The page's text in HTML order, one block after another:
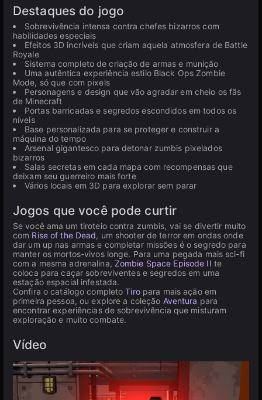
Destaques do jogo
Sobrevivência intensa contra chefes bizarros com
habilidades especiais
Efeitos 3D incríveis que criam aquela atmosfera de Battle
Royale
Sistema completo de criação de armas e munição
Uma autêntica experiência estilo Black Ops Zombie
Mode, só que com pixels
Personagens e design que vão agradar em cheio os fãs
de Minecraft
Portas barricadas e segredos escondidos em todos os
níveis
Base personalizada para se proteger e construir a
máquina do tempo
Arsenal gigantesco para detonar zumbis pixelados
bizarros
Salas secretas em cada mapa com recompensas que
deixam seu guerreiro mais forte
Vários locais em 3D para explorar sem parar
Jogos que você pode curtir
Se você ama um tiroteio contra zumbis, vai se divertir muito
com Rise of the Dead, um shooter de terror em ondas onde
dar um up nas armas e completar missões é o segredo para
manter os mortos-vivos longe. Para uma pegada mais sci-fi
com a mesma adrenalina, Zombie Space Episode II te
coloca para caçar sobreviventes e segredos em uma
estação espacial infestada.
Confira o catálogo completoTiropara mais ação em
primeira pessoa, ou explore a coleção Aventura para
encontrar experiências de sobrevivência que misturam
exploração e muito combate.
Vídeo